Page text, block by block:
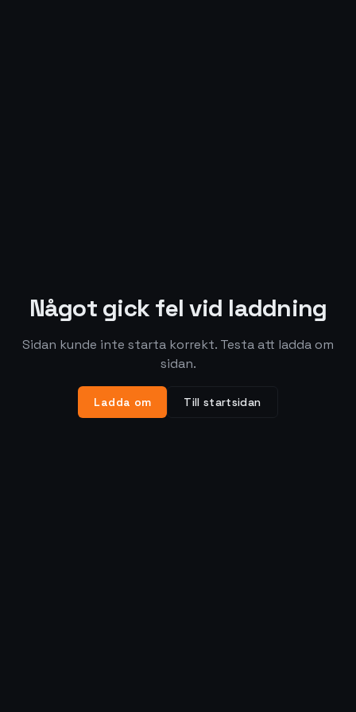
Något gick fel vid laddning
Sidan kunde inte starta korrekt. Testa att ladda om
sidan.
Ladda om Till startsidan